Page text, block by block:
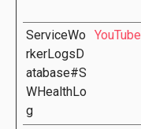
ServiceWo
rkerLogsD
atabase#S
WHealthLo
g
YouTube